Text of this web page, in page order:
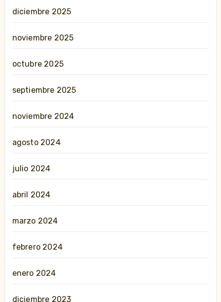
diciembre 2025
noviembre 2025
octubre 2025
septiembre 2025
noviembre 2024
agosto 2024
julio 2024
abril 2024
marzo 2024
febrero 2024
enero 2024
diciembre 2023